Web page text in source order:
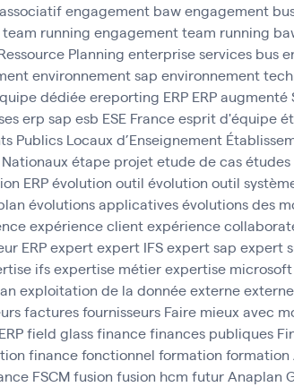
engagement bawengagement
running engagement team running
Planning enterprise services bus
environnement sap environnement
dédiéeereporting ERP ERP augmenté
erp sap esb ESE Franceesprit d'équipe
Publics Locaux d’Enseignement
étape projetetude de casétudes
ERPévolution outil évolution outil
évolutions applicativesévolutions des
expérience clientexpérience
ERPexpertexpert IFSexpert sap expert
ifsexpertise métierexpertise microsoft
exploitation de la donnéeexterne
factures fournisseurs Faire mieux avec
field glassfinancefinances publiques
financefonctionnel formation formation
FSCMfusion fusion hcm futur Anaplan